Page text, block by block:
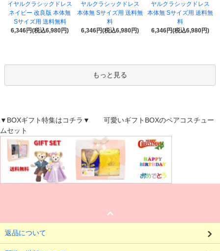
イヤルクラシックドレス
ネイビー 改良版 本体無
Sサイズ用 送料無料
6,346円(税込6,980円)
ヤルクラシックドレス
本体無 Sサイズ用 送料無
料
6,346円(税込6,980円)
ヤルクラシックドレス
本体無 Sサイズ用 送料無
料
6,346円(税込6,980円)
もっと見る
▼BOXギフト特集はコチラ▼ 可愛いギフトBOXのペアコスチュー
ムセット
返品について